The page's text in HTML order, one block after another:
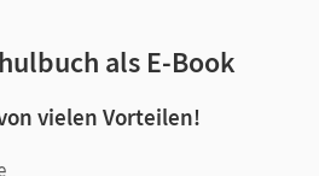
als E-Book
vielen Vorteilen!